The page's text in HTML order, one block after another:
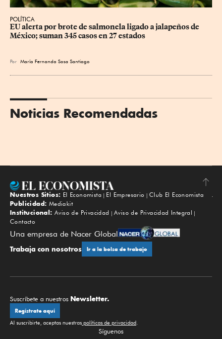
POLÍTICA
EU alerta por brote de salmonela ligado a jalapeños de
México; suman 345 casos en 27 estados
Por María Fernanda Sosa Santiago
Noticias Recomendadas
Subir
Nuestros Sitios: El Economista El Empresario
Club El Economista
Publicidad: Mediakit
Institucional: Aviso de Privacidad
Aviso de Privacidad Integral
Contacto
Una empresa de Nacer Global
Trabaja con nosotros Ir a la bolsa de trabajo
Suscríbete a nuestros Newsletter.
Regístrate aquí
Al suscribirte, aceptas nuestras políticas de privacidad.
Síguenos